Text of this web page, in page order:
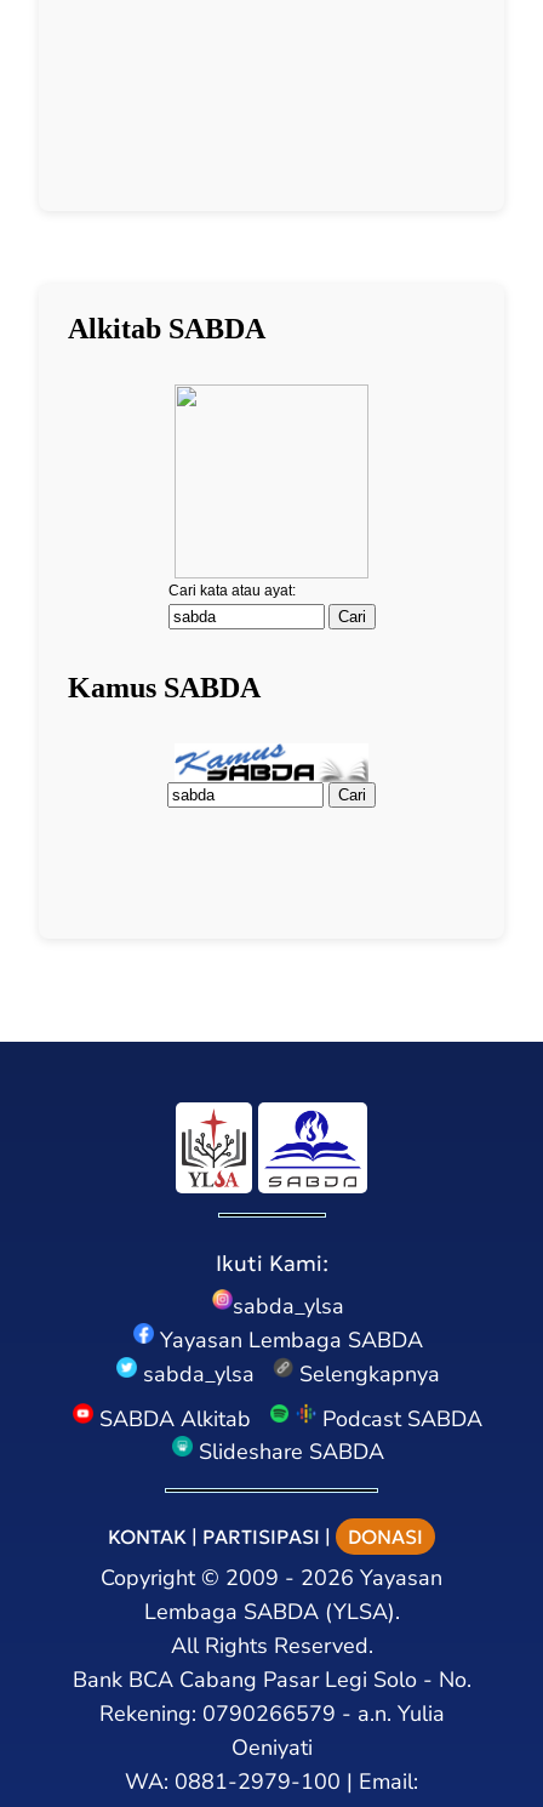
Ikuti Kami:
sabda_ylsa
Yayasan Lembaga SABDA
sabda_ylsa
Selengkapnya
SABDA Alkitab
Podcast SABDA
Slideshare SABDA
KONTAK | PARTISIPASI | DONASI
Copyright© 2009 - 2026 Yayasan
Lembaga SABDA (YLSA).
All Rights Reserved.
Bank BCA Cabang Pasar Legi Solo - No.
Rekening: 0790266579 - a.n. Yulia
Oeniyati
WA: 0881-2979-100 | Email: